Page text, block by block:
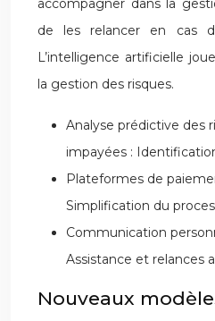
accompagner dans la
de les relancer en cas
L’intelligence artificielle
la gestion des risques.
Analyse prédictive des
impayées :
Plateformes de
Simplification du
Communication
Assistance et relances
Nouveaux